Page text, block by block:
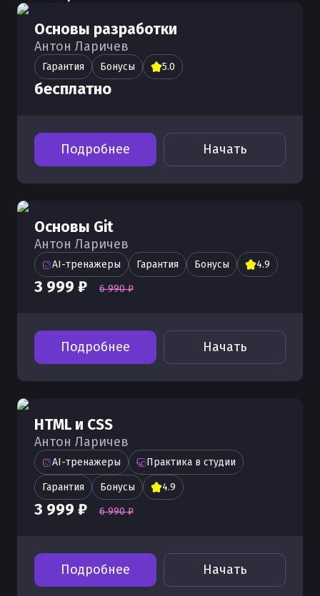
Основы разработки
Антон Ларичев
Гарантия Бонусы 5.0
бесплатно
Подробнее Начать
Основы Git
Антон Ларичев
AI-тренажеры Гарантия Бонусы 4.9
3 999 ₽ 6 990 ₽
Подробнее Начать
HTML и CSS
Антон Ларичев
AI-тренажеры Практика в студии
Гарантия Бонусы 4.9
3 999 ₽ 6 990 ₽
Подробнее Начать